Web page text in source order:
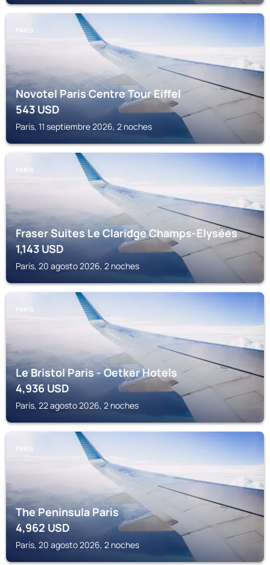
PARÍS
Novotel Paris Centre Tour Eiffel
543USD
París, 11 septiembre 2026, 2 noches
PARÍS
Fraser Suites Le Claridge Champs-Elysées
1,143USD
París, 20 agosto 2026, 2 noches
PARÍS
Le Bristol Paris - Oetker Hotels
4,936 USD
París, 22 agosto 2026, 2 noches
PARÍS
The Peninsula Paris
4,962 USD
París, 20 agosto 2026, 2 noches